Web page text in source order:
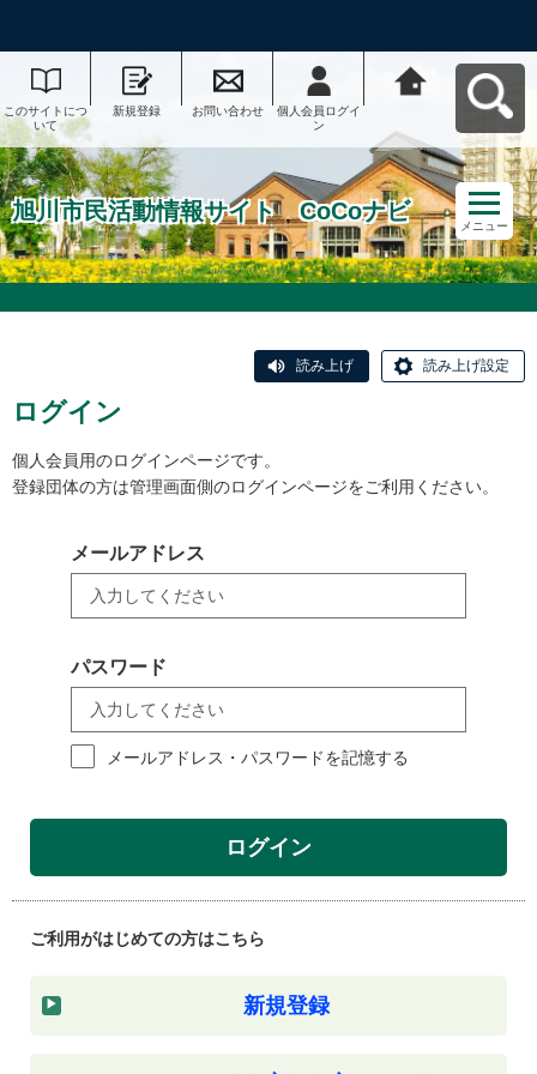
このサイトにつ
いて
新規登録 お問い合わせ
個人会員ログイ
ン
ナビへ戻る
旭川市民活動情報サイト CoCoナビ
メニュー
読み上げ 読み上げ設定
ログイン
個人会員用のログインページです。
登録団体の方は管理画面側のログインページをご利用ください。
メールアドレス
パスワード
メールアドレス・パスワードを記憶する
ログイン
ご利用がはじめての方はこちら
新規登録